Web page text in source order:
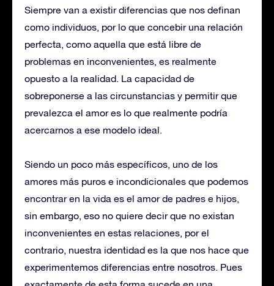
Siempre van a existir diferencias que nos definan
como individuos, por lo que concebir una relación
perfecta, como aquella que está libre de
problemas en inconvenientes, es realmente
opuesto a la realidad. La capacidad de
sobreponerse a las circunstancias y permitir que
prevalezca el amor es lo que realmente podría
acercarnos a ese modelo ideal.
Siendo un poco más específicos, uno de los
amores más puros e incondicionales que podemos
encontrar en la vida es el amor de padres e hijos,
sin embargo, eso no quiere decir que no existan
inconvenientes en estas relaciones, por el
contrario, nuestra identidad es la que nos hace que
experimentemos diferencias entre nosotros. Pues